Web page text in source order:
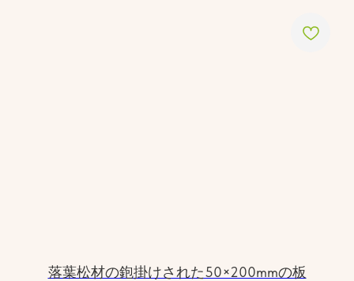
落葉松材の鉋掛けされた50×200mmの板